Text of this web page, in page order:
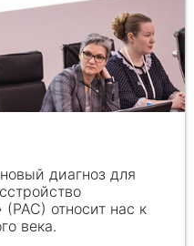
диагноз для
(РАС) относит нас к
века.